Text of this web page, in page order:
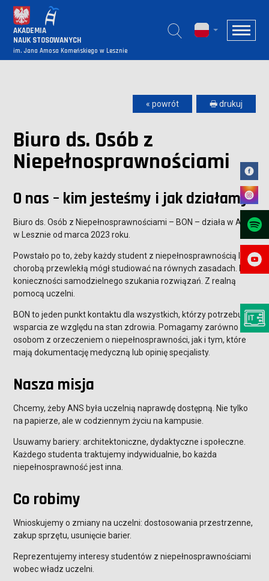
AKADEMIA
NAUK STOSOWANYCH
im. Jana Amosa Komeńskiego w Lesznie
« powrót 🖶 drukuj
Biuro ds. Osób z
Niepełnosprawnościami
O nas – kim jesteśmy i jak działamy
Biuro ds. Osób z Niepełnosprawnościami – BON – działa w ANS
w Lesznie od marca 2023 roku.
Powstało po to, żeby każdy student z niepełnosprawnością lub
chorobą przewlekłą mógł studiować na równych zasadach. Bez
konieczności samodzielnego szukania rozwiązań. Z realną
pomocą uczelni.
BON to jeden punkt kontaktu dla wszystkich, którzy potrzebują
wsparcia ze względu na stan zdrowia. Pomagamy zarówno
osobom z orzeczeniem o niepełnosprawności, jak i tym, które
mają dokumentację medyczną lub opinię specjalisty.
Nasza misja
Chcemy, żeby ANS była uczelnią naprawdę dostępną. Nie tylko
na papierze, ale w codziennym życiu na kampusie.
Usuwamy bariery: architektoniczne, dydaktyczne i społeczne.
Każdego studenta traktujemy indywidualnie, bo każda
niepełnosprawność jest inna.
Co robimy
Wnioskujemy o zmiany na uczelni: dostosowania przestrzenne,
zakup sprzętu, usunięcie barier.
Reprezentujemy interesy studentów z niepełnosprawnościami
wobec władz uczelni.